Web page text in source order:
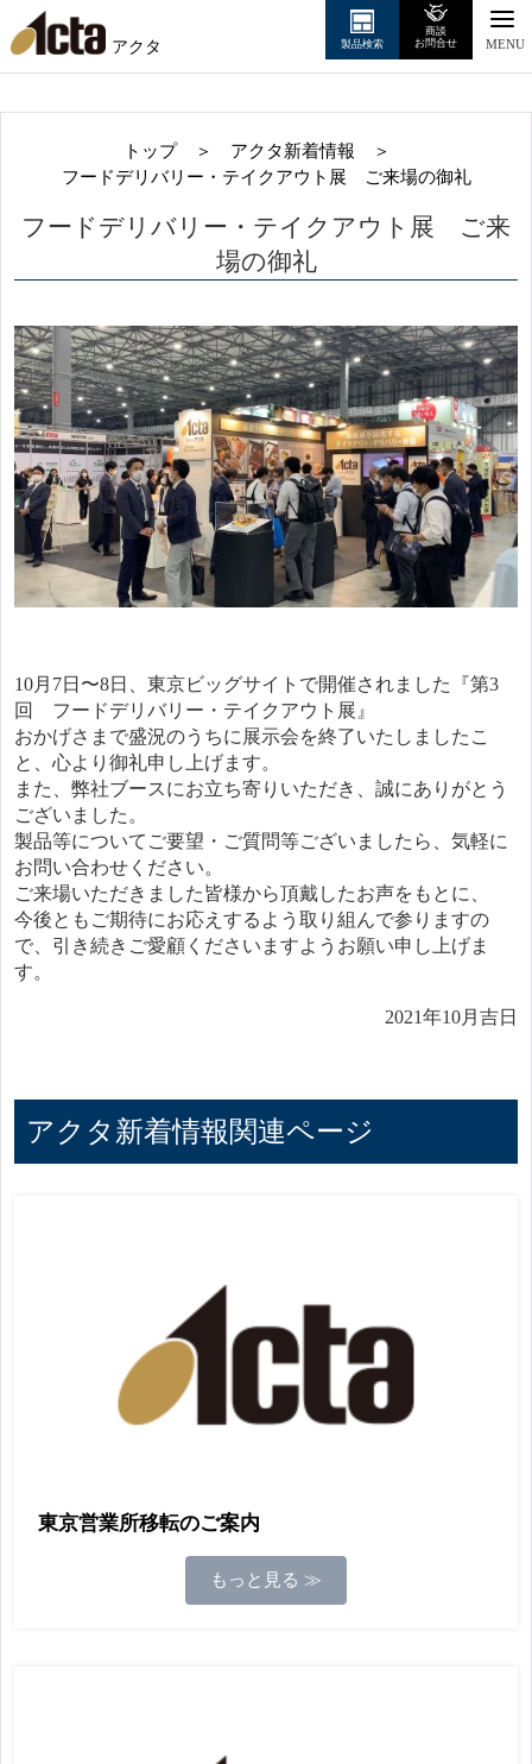
アクタ MENU
製品検索
商談
お問合せ
トップ＞ アクタ新着情報 ＞
フードデリバリー・テイクアウト展 ご来場の御礼
フードデリバリー・テイクアウト展 ご来
場の御礼
10月7日〜8日、東京ビッグサイトで開催されました『第3
回 フードデリバリー・テイクアウト展』
おかげさまで盛況のうちに展示会を終了いたしましたこ
と、心より御礼申し上げます。
また、弊社ブースにお立ち寄りいただき、誠にありがとう
ございました。
製品等についてご要望・ご質問等ございましたら、気軽に
お問い合わせください。
ご来場いただきました皆様から頂戴したお声をもとに、
今後ともご期待にお応えするよう取り組んで参りますの
で、引き続きご愛顧くださいますようお願い申し上げま
す。
2021年10月吉日
アクタ新着情報関連ページ
東京営業所移転のご案内
もっと見る ≫